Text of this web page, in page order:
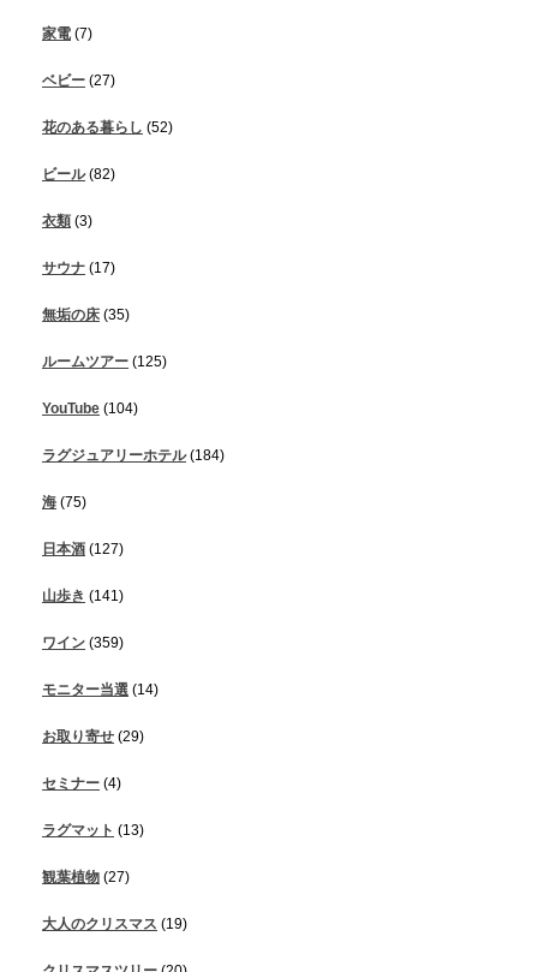
家電 (7)
ベビー (27)
花のある暮らし (52)
ビール(82)
衣類 (3)
サウナ (17)
無垢の床 (35)
ルームツアー (125)
YouTube (104)
ラグジュアリーホテル(184)
海 (75)
日本酒 (127)
山歩き (141)
ワイン (359)
モニター当選 (14)
お取り寄せ (29)
セミナー (4)
ラグマット (13)
観葉植物 (27)
大人のクリスマス (19)